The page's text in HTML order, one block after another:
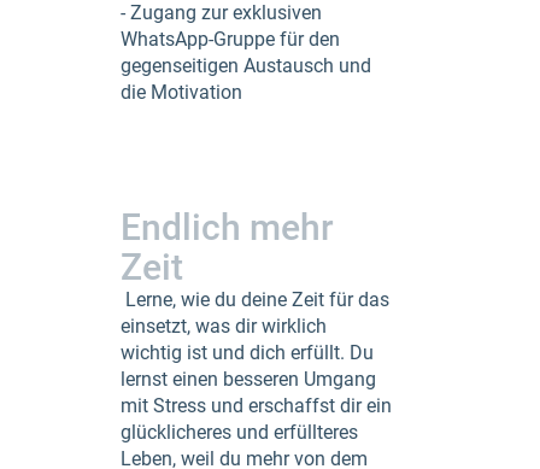
- Zugang zur exklusiven
WhatsApp-Gruppe für den
gegenseitigen Austausch und
die Motivation
Endlich mehr
Zeit
Lerne, wie du deine Zeit für das
einsetzt, was dir wirklich
wichtig ist und dich erfüllt. Du
lernst einen besseren Umgang
mit Stress und erschaffst dir ein
glücklicheres und erfüllteres
Leben, weil du mehr von dem